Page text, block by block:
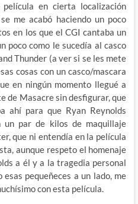
en cierta localización
me acabó haciendo un poco
en los que el CGI cantaba un
poco como le sucedía al casco
Thunder (a ver si se les mete
cosas con un casco/mascara
en ningún momento llegué a
de Masacre sin desfigurar, que
ahí para que Ryan Reynolds
un par de kilos de maquillaje
que ni entendía en la película
aunque respeto el homenaje
a él y a la tragedia personal
pequeñeces a un lado, me
con esta película.